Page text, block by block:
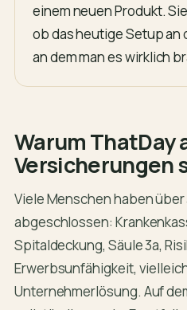
einem neuen Produkt.
ob das heutige Setup an
an dem man es wirklich
Warum ThatDay
Versicherungen
Viele Menschen haben
abgeschlossen:
Spitaldeckung, Säule 3a,
Erwerbsunfähigkeit,
Unternehmerlösung. Auf